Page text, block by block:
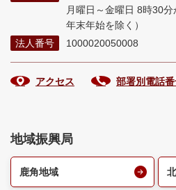
月曜日～金曜日 8時30
年末年始を除く）
法人番号
1000020050008
アクセス 部署別電話
地域振興局
鹿角地域